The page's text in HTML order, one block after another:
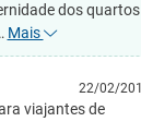
dos
Mais
22/02/